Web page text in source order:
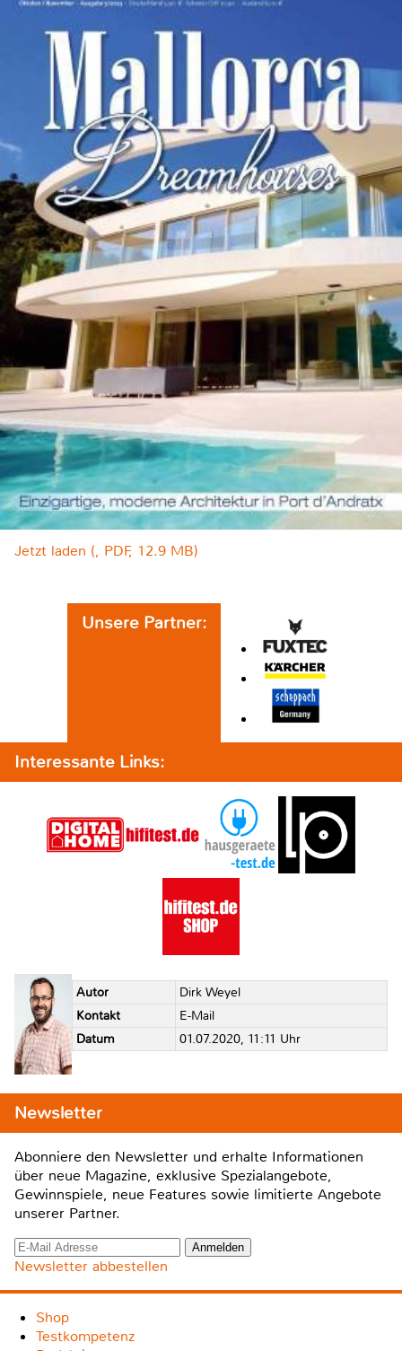
Jetzt laden (, PDF, 12.9 MB)
Unsere Partner:
Interessante Links:
Autor
Dirk Weyel
Kontakt
E-Mail
Datum
01.07.2020, 11:11 Uhr
Newsletter
Abonniere den Newsletter und erhalte Informationen
über neue Magazine, exklusive Spezialangebote,
Gewinnspiele, neue Features sowie limitierte Angebote
unserer Partner.
Newsletter abbestellen
Shop
Testkompetenz